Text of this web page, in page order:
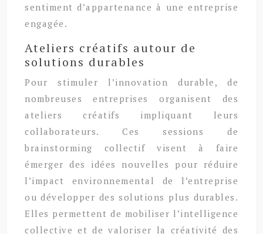
sentiment d’appartenance à une entreprise
engagée.
Ateliers créatifs autour de
solutions durables
Pour stimuler l’innovation durable, de
nombreuses entreprises organisent des
ateliers créatifs impliquant leurs
collaborateurs. Ces sessions de
brainstorming collectif visent à faire
émerger des idées nouvelles pour réduire
l’impact environnemental de l’entreprise
ou développer des solutions plus durables.
Elles permettent de mobiliser l’intelligence
collective et de valoriser la créativité des